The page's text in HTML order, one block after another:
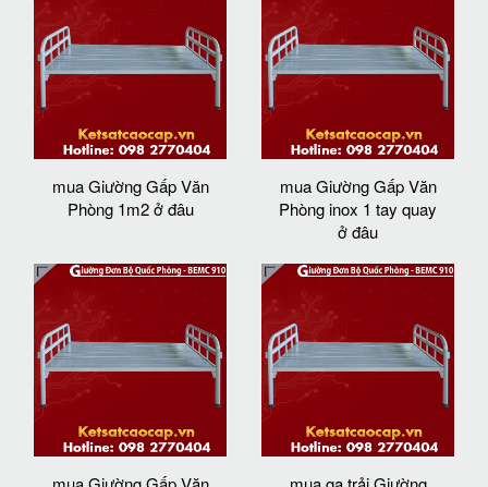
mua Giường Gấp Văn
Phòng 1m2 ở đâu
mua Giường Gấp Văn
Phòng inox 1 tay quay
ở đâu